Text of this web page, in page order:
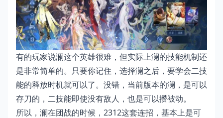
有的玩家说澜这个英雄很难，但实际上澜的技能机制还
是非常简单的。只要你记住，选择澜之后，要学会二技
能的释放时机就可以了。没错，当前版本的澜，是可以
存刀的，二技能即使没有敌人，也是可以攒被动。
所以，澜在团战的时候，2312这套连招，基本上是可